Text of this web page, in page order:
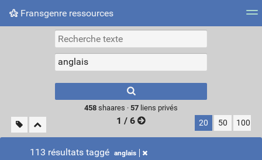
Fransgenre ressources
Most searched tags Connexion
results.
458shaares · 57liens privés
1 / 6 20 50 100
113 résultats taggé anglais